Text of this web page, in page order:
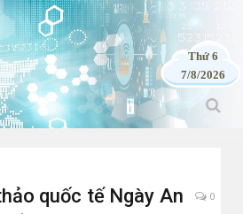
Thứ 6
7/8/2026
quốc tế Ngày An
0